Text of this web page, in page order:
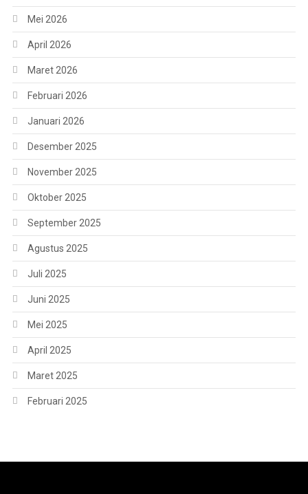
Mei 2026
April 2026
Maret 2026
Februari 2026
Januari 2026
Desember 2025
November 2025
Oktober 2025
September 2025
Agustus 2025
Juli 2025
Juni 2025
Mei 2025
April 2025
Maret 2025
Februari 2025